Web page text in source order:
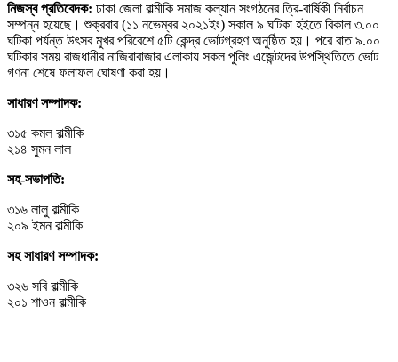
নিজস্ব প্রতিবেদক: ঢাকা জেলা বাল্মীকি সমাজ কল্যান সংগঠনের ত্রি-বার্ষিকী নির্বাচন
সম্পন্ন হয়েছে। শুক্রবার (১১ নভেম্বর ২০২১ইং) সকাল ৯ ঘটিকা হইতে বিকাল ৩.০০
ঘটিকা পর্যন্ত উৎসব মুখর পরিবেশে ৫টি কেন্দ্র ভোটগ্রহণ অনুষ্ঠিত হয়। পরে রাত ৯.০০
ঘটিকার সময় রাজধানীর নাজিরাবাজার এলাকায় সকল পুলিং এজেন্টদের উপস্থিতিতে ভোট
গণনা শেষে ফলাফল ঘোষণা করা হয়।
সাধারণ সম্পাদক:
৩১৫ কমল বাল্মীকি
২১৪ সুমন লাল
সহ-সভাপতি:
৩১৬ লালু বাল্মীকি
২০৯ ইমন বাল্মীকি
সহ সাধারণ সম্পাদক:
৩২৬ সবি বাল্মীকি
২০১ শাওন বাল্মীকি